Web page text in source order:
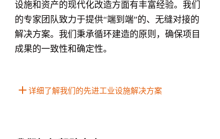
设施和资产的现代化改造方面‍有丰富经验。我们
的专家团队致力于提供“端到端”的、无缝对接的
解决方案。我们秉承循环建造的原则，确保项目
成果的一致性和确定性。
详细了解我们的先进工业设施解决方案